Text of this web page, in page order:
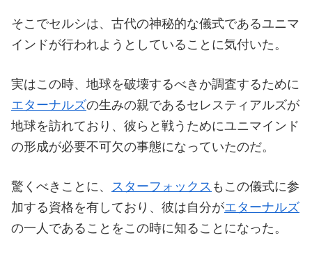
そこでセルシは、古代の神秘的な儀式であるユニマ
インドが行われようとしていることに気付いた。
実はこの時、地球を破壊するべきか調査するために
エターナルズの生みの親であるセレスティアルズが
地球を訪れており、彼らと戦うためにユニマインド
の形成が必要不可欠の事態になっていたのだ。
驚くべきことに、 スターフォックス もこの儀式に参
加する資格を有しており、彼は自分がエターナルズ
の一人であることをこの時に知ることになった。